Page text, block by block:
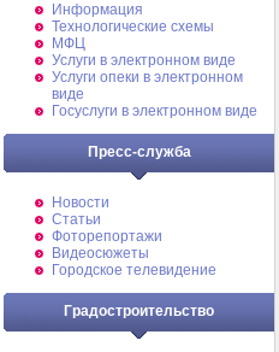
Информация
Технологические схемы
МФЦ
Услуги в электронном виде
Услуги опеки в электронном
виде
Госуслуги в электронном виде
Пресс-служба
Новости
Статьи
Фоторепортажи
Видеосюжеты
Городское телевидение
Градостроительство